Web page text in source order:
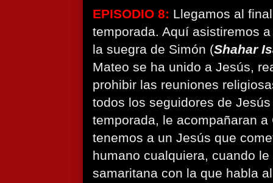
EPISODIO 8: Llegamos al
temporada. Aquí asistiremos
la suegra de Simón (Shahar
Mateo se ha unido a Jesús,
prohibir las reuniones
todos los seguidores de
temporada, le acompañaran a
tenemos a un Jesús que
humano cualquiera, cuando
samaritana con la que habla